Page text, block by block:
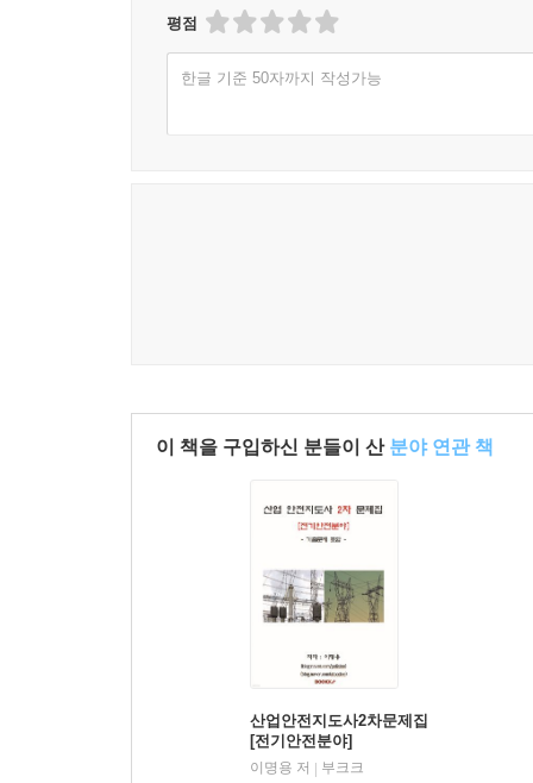
54. 무재해의 활동기법중 위험예지훈련에 대해 설
55. 시스템 위험분석에 사용하는 기법의 종류에 대
56. CO₂가스용접시 사전점검사항에 대해 설명 120
58. 추락사고원인과 방지대책에 대해 설명 123
66. 청력보존프로그램을 수립시행(대상일부개정)
67. 공정상 위험성 평가에서 주요한 위험요인 3가
1. 교류아크용접기의 감전사고방지 대책에 대하여
2. 교류아크 용접기에 부착하는 자동전격방지장치
3. 과전류 차단장치 설치방법, 자동전격방지기 설
4. 누전차단기의 설치대상 및 설치시 준수사항에
5. 누전차단기 선정시 성능과 설치방법에 대해 설
6. 누전차단기의 목적, 구조, 동작원리, 성능에 대해
7. 전기누전화재경보기의 설치대상 및 설치기준에
평점
한글 기준 50자까지 작성가능
이 책을 구입하신 분들이 산 분야 연관 책
산업안전지도사2차문제집
[전기안전분야]
이명용 저 | 부크크